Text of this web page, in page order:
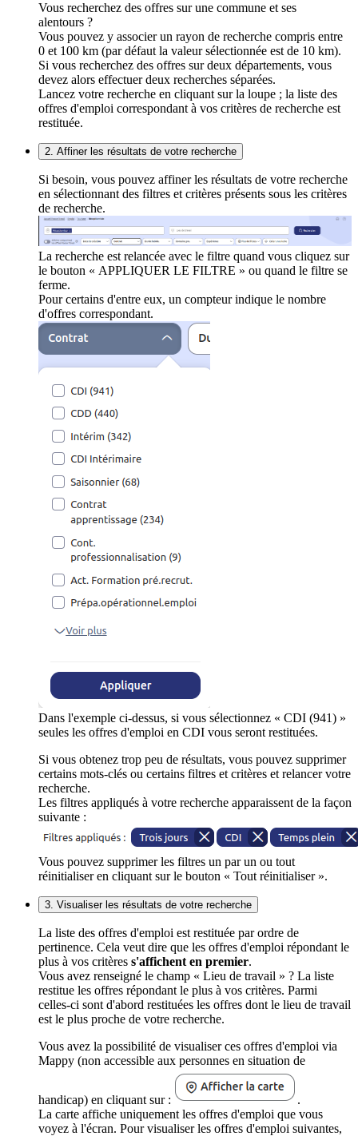
Vous recherchez des offres sur une commune et ses
alentours ?
Vous pouvez y associer un rayon de recherche compris entre
0 et 100 km (par défaut la valeur sélectionnée est de 10 km).
Si vous recherchez des offres sur deux départements, vous
devez alors effectuer deux recherches séparées.
Lancez votre recherche en cliquant sur la loupe ; la liste des
offres d'emploi correspondant à vos critères de recherche est
restituée.
2. Affiner les résultats de votre recherche
Si besoin, vous pouvez affiner les résultats de votre recherche
en sélectionnant des filtres et critères présents sous les critères
de recherche.
La recherche est relancée avec le filtre quand vous cliquez sur
le bouton « APPLIQUER LE FILTRE » ou quand le filtre se
ferme.
Pour certains d'entre eux, un compteur indique le nombre
d'offres correspondant.
Dans l'exemple ci-dessus, si vous sélectionnez « CDI (941) »
seules les offres d'emploi en CDI vous seront restituées.
Si vous obtenez trop peu de résultats, vous pouvez supprimer
certains mots-clés ou certains filtres et critères et relancer votre
recherche.
Les filtres appliqués à votre recherche apparaissent de la façon
suivante :
Vous pouvez supprimer les filtres un par un ou tout
réinitialiser en cliquant sur le bouton « Tout réinitialiser ».
3. Visualiser les résultats de votre recherche
La liste des offres d'emploi est restituée par ordre de
pertinence. Cela veut dire que les offres d'emploi répondant le
plus à vos critères s'affichent en premier.
Vous avez renseigné le champ « Lieu de travail » ? La liste
restitue les offres répondant le plus à vos critères. Parmi
celles-ci sont d'abord restituées les offres dont le lieu de travail
est le plus proche de votre recherche.
Vous avez la possibilité de visualiser ces offres d'emploi via
Mappy (non accessible aux personnes en situation de
handicap) en cliquant sur :
.
La carte affiche uniquement les offres d'emploi que vous
voyez à l'écran. Pour visualiser les offres d'emploi suivantes,